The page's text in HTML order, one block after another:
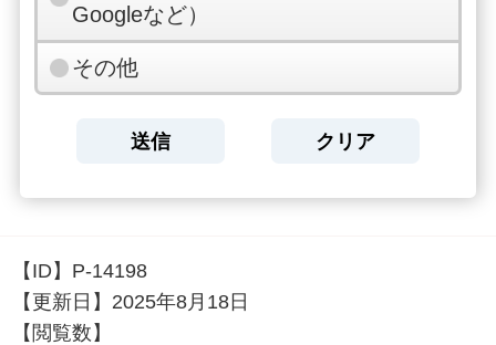
Googleなど）
その他
【ID】 P-14198
【更新日】 2025年8月18日
【閲覧数】